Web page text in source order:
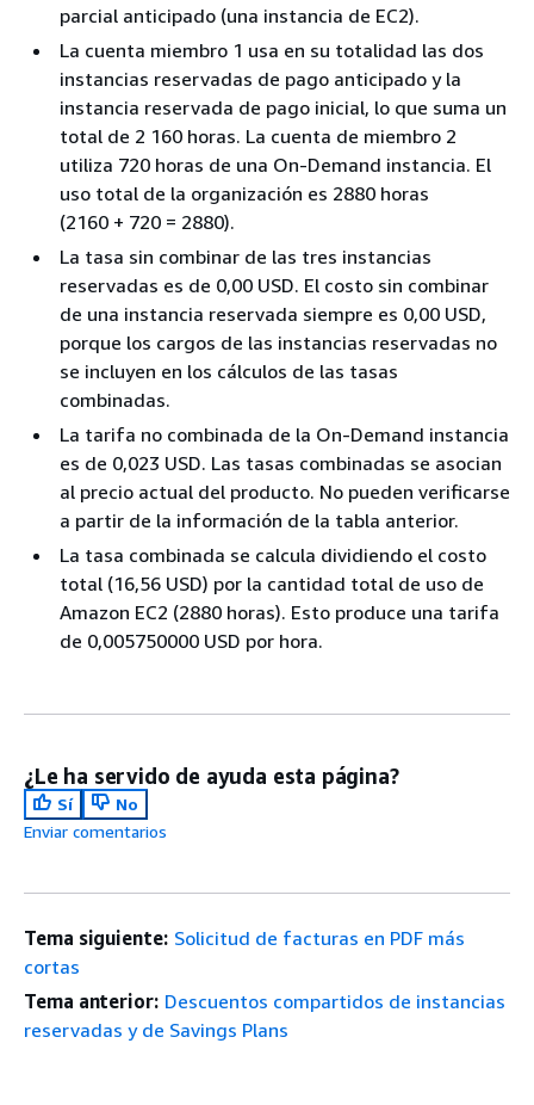
parcial anticipado (una instancia de EC2).
La cuenta miembro 1 usa en su totalidad las dos
instancias reservadas de pago anticipado y la
instancia reservada de pago inicial, lo que suma un
total de 2 160 horas. La cuenta de miembro 2
utiliza 720 horas de una On-Demand instancia. El
uso total de la organización es 2880 horas
(2160 + 720 = 2880).
La tasa sin combinar de las tres instancias
reservadas es de 0,00 USD. El costo sin combinar
de una instancia reservada siempre es 0,00 USD,
porque los cargos de las instancias reservadas no
se incluyen en los cálculos de las tasas
combinadas.
La tarifa no combinada de la On-Demand instancia
es de 0,023 USD. Las tasas combinadas se asocian
al precio actual del producto. No pueden verificarse
a partir de la información de la tabla anterior.
La tasa combinada se calcula dividiendo el costo
total (16,56 USD) por la cantidad total de uso de
Amazon EC2 (2880 horas). Esto produce una tarifa
de 0,005750000 USD por hora.
¿Le ha servido de ayuda esta página?
Sí
No
Enviar comentarios
Tema siguiente: Solicitud de facturas en PDF más
cortas
Tema anterior: Descuentos compartidos de instancias
reservadas y de Savings Plans